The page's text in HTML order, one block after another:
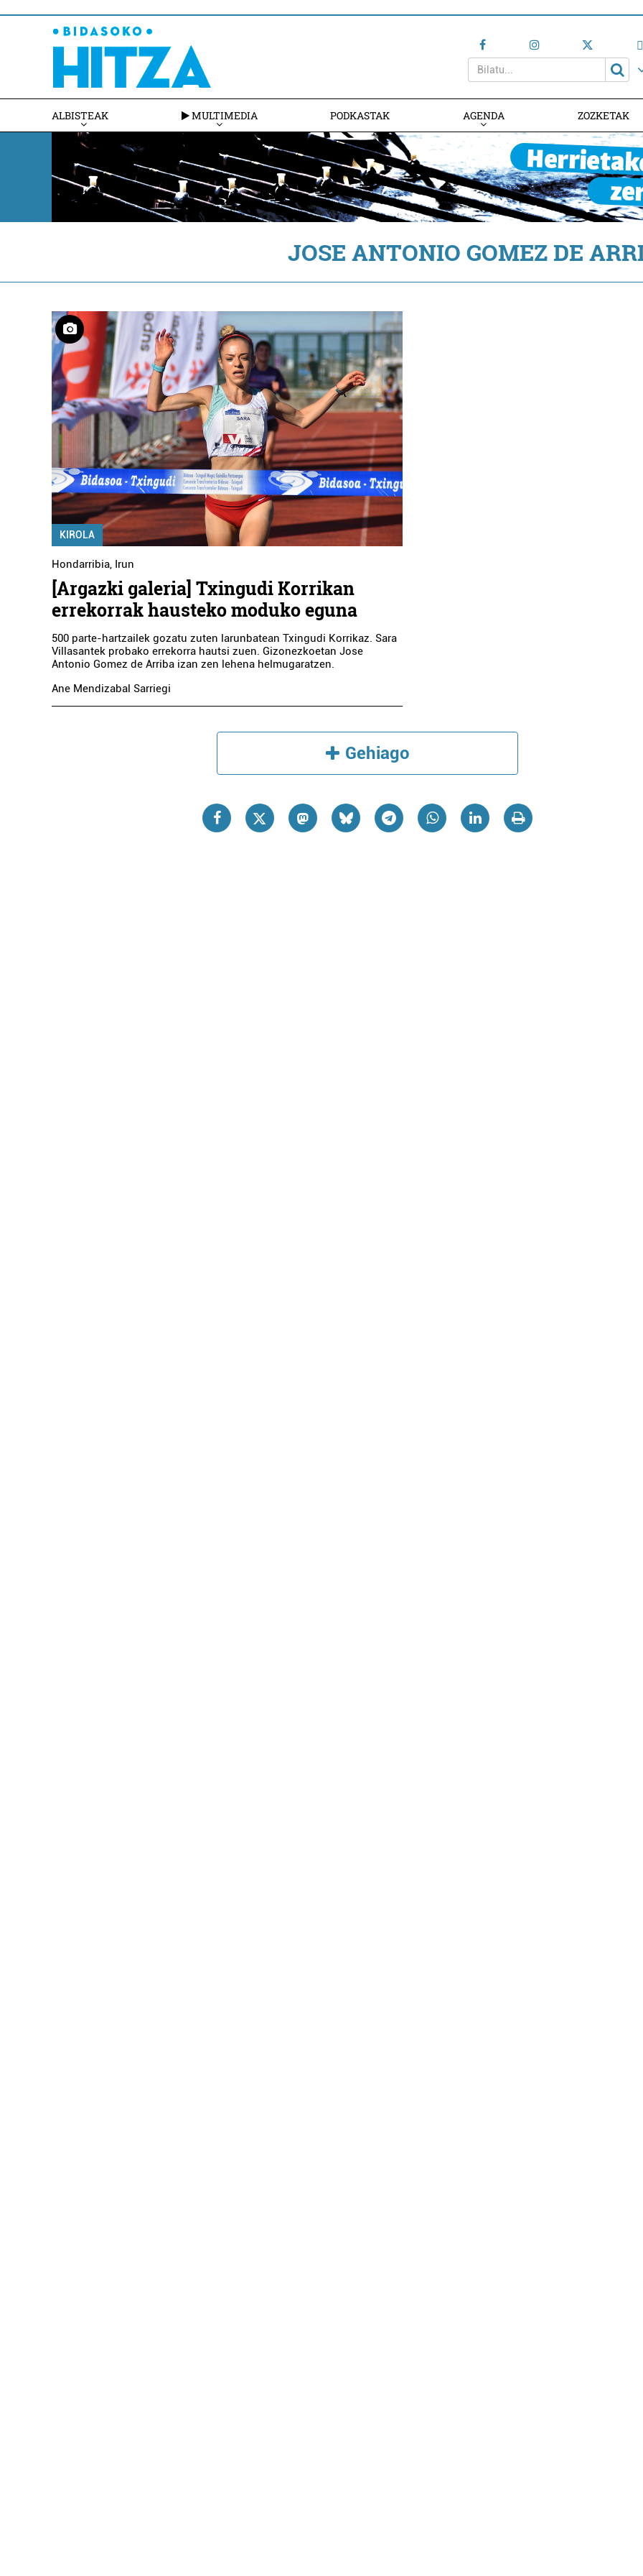
ALBISTEAK MULTIMEDIA PODKASTAK AGENDA ZOZKETAK
JOSE ANTONIO GOMEZ DE
KIROLA
Hondarribia, Irun
[Argazki galeria] Txingudi Korrikan
errekorrak hausteko moduko eguna
500 parte-hartzailek gozatu zuten larunbatean Txingudi Korrikaz. Sara
Villasantek probako errekorra hautsi zuen. Gizonezkoetan Jose
Antonio Gomez de Arriba izan zen lehena helmugaratzen.
Ane Mendizabal Sarriegi
Gehiago